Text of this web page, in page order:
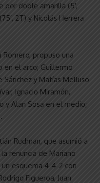
por doble amarilla (5′,
2T) y Nicolás Herrera
Romero, propuso una
en el arco; Guillermo
Sánchez y Matías Melluso
Ignacio Miramón,
y Alan Sosa en el medio;
Rudman, que asumió a
renuncia de Mariano
un esquema 4-4-2 con
Figueroa, Juan